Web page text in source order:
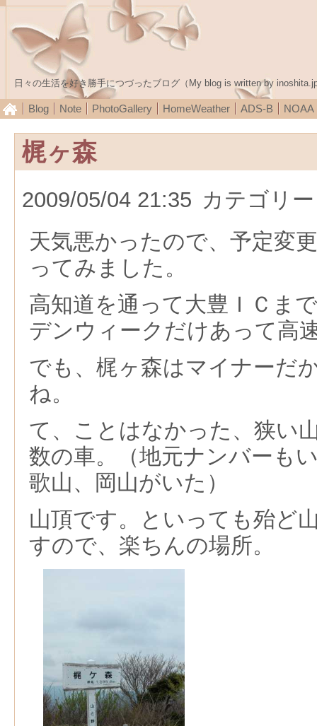
日々の生活を好き勝手につづったブログ（My blog is written by
Blog Note PhotoGallery HomeWeather ADS-B NOAA
梶ヶ森
2009/05/04 21:35 カテゴリ
天気悪かったので、予定変
ってみました。
高知道を通って大豊ＩＣま
デンウィークだけあって高
でも、梶ヶ森はマイナーだ
ね。
て、ことはなかった、狭い
数の車。（地元ナンバーも
歌山、岡山がいた）
山頂です。といっても殆ど
すので、楽ちんの場所。